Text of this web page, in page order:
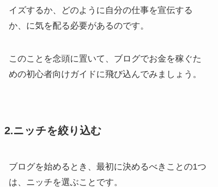
イズするか、どのように自分の仕事を宣伝する
か、に気を配る必要があるのです。
このことを念頭に置いて、ブログでお金を稼ぐた
めの初心者向けガイドに飛び込んでみましょう。
2.ニッチを絞り込む
ブログを始めるとき、最初に決めるべきことの1つ
は、ニッチを選ぶことです。